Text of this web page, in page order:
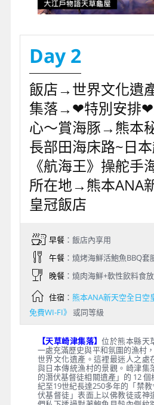
Day 2
飯店→世界文化遺
集落→❤特別安排❤
心～賞海豚→熊本
長部田海床路~日
《航海王》操舵手
所在地→熊本ANA
皇冠飯店
早餐：飯店內享用
午餐：燒烤海鮮活鮑魚BBQ套
晚餐：燒肉海鮮+軟性飲料食
住宿： 熊本ANA新天空全日空
免費WI-FI》
或同等級
【天草崎津集落】位於熊本縣天
一處充滿歷史與平和氛圍的漁村
世界文化遺產。這裡最迷人之處
與日本傳統漁村的景觀。崎津集
的潛伏基督徒相關遺產」的 12
紀至19世紀長達250多年的「禁
伏基督徒」表面上以佛教徒或神